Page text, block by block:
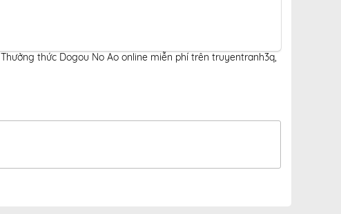
Thưởng thức Dogou No Ao online miễn phí trên truyentranh3q,